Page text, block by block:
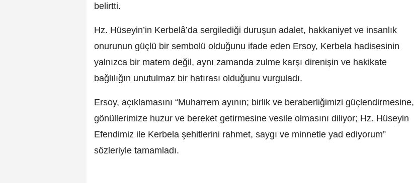
belirtti.
Hz. Hüseyin’in Kerbelâ’da sergilediği duruşun adalet, hakkaniyet ve insanlık
onurunun güçlü bir sembolü olduğunu ifade eden Ersoy, Kerbela hadisesinin
yalnızca bir matem değil, aynı zamanda zulme karşı direnişin ve hakikate
bağlılığın unutulmaz bir hatırası olduğunu vurguladı.
Ersoy, açıklamasını “Muharrem ayının; birlik ve beraberliğimizi güçlendirmesine,
gönüllerimize huzur ve bereket getirmesine vesile olmasını diliyor; Hz. Hüseyin
Efendimiz ile Kerbela şehitlerini rahmet, saygı ve minnetle yad ediyorum”
sözleriyle tamamladı.